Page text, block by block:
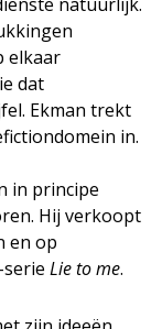
elkaar
dat
Ekman trekt
in.
in principe
Hij verkoopt
en op
Lie to me.